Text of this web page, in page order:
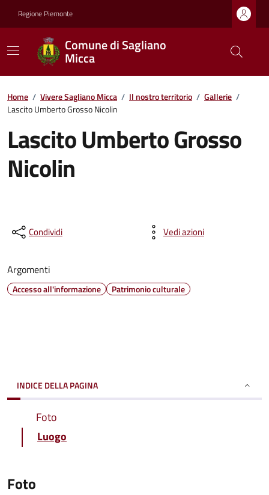
Regione Piemonte
Comune di Sagliano
Micca
Home / Vivere Sagliano Micca / Il nostro territorio / Gallerie /
Lascito Umberto Grosso Nicolin
Lascito Umberto Grosso
Nicolin
Condividi Vedi azioni
Argomenti
Accesso all'informazione Patrimonio culturale
INDICE DELLA PAGINA
Foto
Luogo
Foto